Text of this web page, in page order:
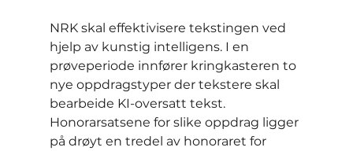
NRK skal effektivisere tekstingen ved
hjelp av kunstig intelligens. I en
prøveperiode innfører kringkasteren to
nye oppdragstyper der tekstere skal
bearbeide KI-oversatt tekst.
Honorarsatsene for slike oppdrag ligger
på drøyt en tredel av honoraret for